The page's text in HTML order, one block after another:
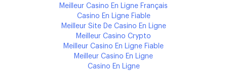
Meilleur Casino En Ligne Français
Casino En Ligne Fiable
Meilleur Site De Casino En Ligne
Meilleur Casino Crypto
Meilleur Casino En Ligne Fiable
Meilleur Casino En Ligne
Casino En Ligne